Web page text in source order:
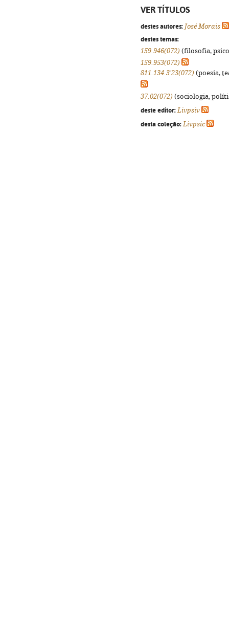
VER TÍTULOS
destes autores: José Morais
destes temas:
159.946(072) (filosofia,
159.953(072)
811.134.3'23(072) (poesia,
37.02(072) (sociologia,
deste editor: Livpsiv
desta coleção: Livpsic